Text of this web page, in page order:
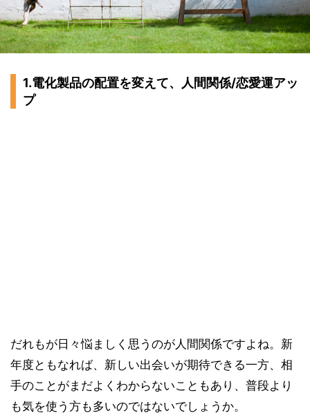
1.電化製品の配置を変えて、人間関係/恋愛運アッ
プ
だれもが日々悩ましく思うのが人間関係ですよね。新
年度ともなれば、新しい出会いが期待できる一方、相
手のことがまだよくわからないこともあり、普段より
も気を使う方も多いのではないでしょうか。